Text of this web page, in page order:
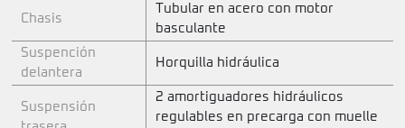
Chasis
Tubular en acero con motor
basculante
Suspención
delantera
Horquilla hidráulica
Suspensión
2 amortiguadores hidráulicos
regulables en precarga con muelle